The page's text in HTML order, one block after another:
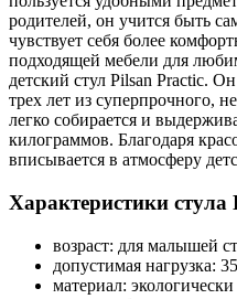
родителей, он учится быть
чувствует себя более
подходящей мебели для
детский стул Pilsan Practic.
трех лет из суперпрочного,
легко собирается и
килограммов. Благодаря
вписывается в атмосферу
Характеристики
возраст: для малышей
допустимая нагрузка:
материал: